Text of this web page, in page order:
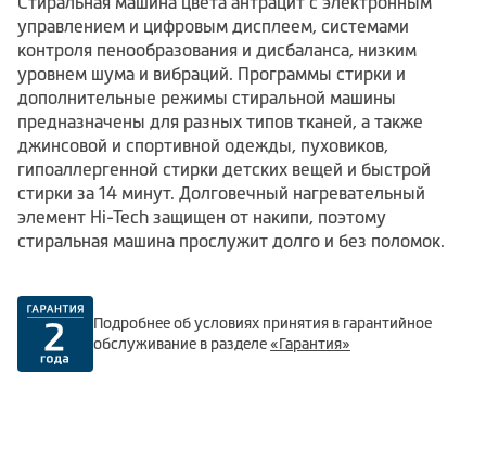
управлением и цифровым дисплеем, системами
контроля пенообразования и дисбаланса, низким
уровнем шума и вибраций. Программы стирки и
дополнительные режимы стиральной машины
предназначены для разных типов тканей, а также
джинсовой и спортивной одежды, пуховиков,
гипоаллергенной стирки детских вещей и быстрой
стирки за 14 минут. Долговечный нагревательный
элемент Hi-Tech защищен от накипи, поэтому
стиральная машина прослужит долго и без поломок.
Подробнее об условиях принятия в гарантийное
обслуживание в разделе«Гарантия»